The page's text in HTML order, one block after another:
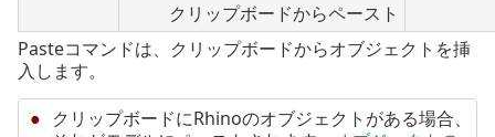
クリップボードからペースト
Pasteコマンドは、クリップボードからオブジェクトを挿
入します。
クリップボードにRhinoのオブジェクトがある場合、